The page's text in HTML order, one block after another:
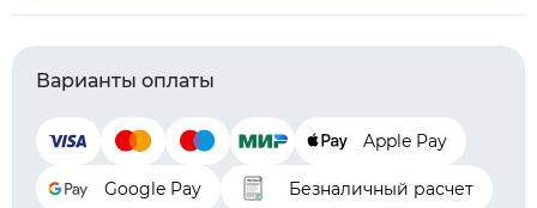
Варианты оплаты
Apple Pay
Google Pay Безналичный расчет